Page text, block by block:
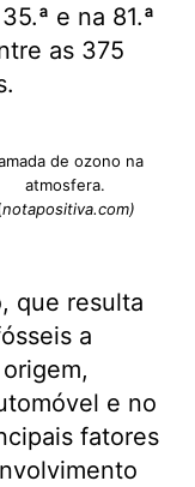
e na 81.ª
as 375
de ozono na
atmosfera.
notapositiva.com)
que resulta
a
e no
fatores